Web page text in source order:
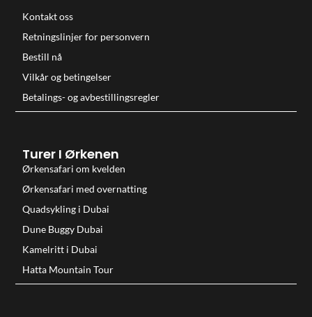
Kontakt oss
Retningslinjer for personvern
Bestill nå
Vilkår og betingelser
Betalings- og avbestillingsregler
Turer I Ørkenen
Ørkensafari om kvelden
Ørkensafari med overnatting
Quadsykling i Dubai
Dune Buggy Dubai
Kamelritt i Dubai
Hatta Mountain Tour